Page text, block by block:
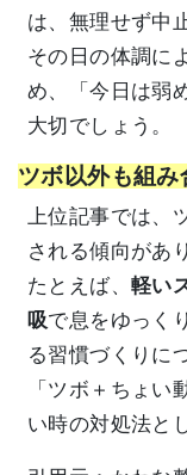
は、無理せず中
その日の体調に
め、「今日は弱
大切でしょう。
ツボ以外も組
上位記事では、
される傾向があ
たとえば、 軽い
吸で息をゆっく
る習慣づくりに
「ツボ＋ちょい
い時の対処法と